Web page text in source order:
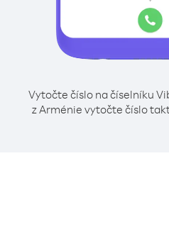
Vytočte číslo na číselníku
z Arménie vytočte číslo